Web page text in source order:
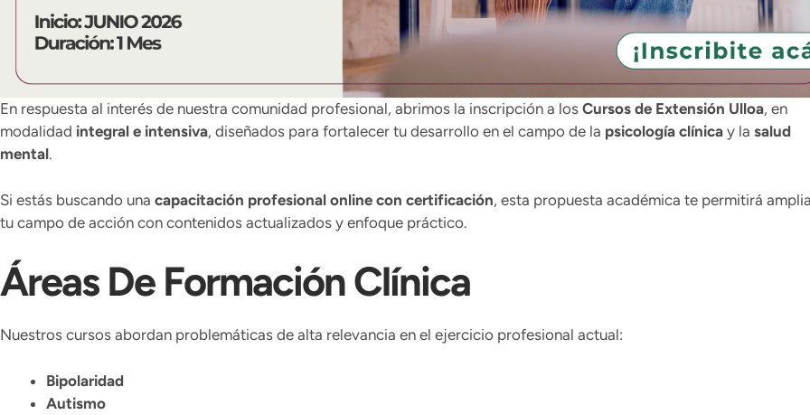
En respuesta al interés de nuestra comunidad profesional, abrimos la inscripción a los Cursos de Extensión Ulloa, en
modalidad integral e intensiva, diseñados para fortalecer tu desarrollo en el campo de la psicología clínica y la salud
mental.
Si estás buscando una capacitación profesional online con certificación, esta propuesta académica te permitirá
tu campo de acción con contenidos actualizados y enfoque práctico.
Áreas De Formación Clínica
Nuestros cursos abordan problemáticas de alta relevancia en el ejercicio profesional actual:
Bipolaridad
Autismo